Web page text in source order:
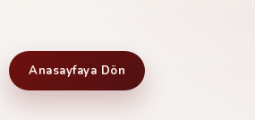
Anasayfaya Dön